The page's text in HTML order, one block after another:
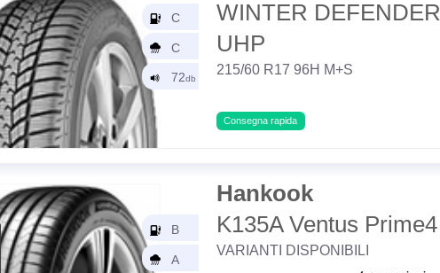
WINTER DEFENDER
UHP
215/60 R17 96H M+S
Consegna rapida
Hankook
K135A Ventus Prime4
VARIANTI DISPONIBILI